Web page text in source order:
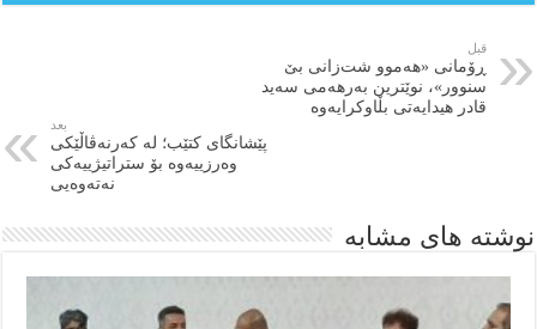
قبل
ڕۆمانی «هەموو شت‌زانی بێ
سنوور»، نوێترین بەرهەمی سەید
قادر هیدایەتی بڵاوکرایەوە
بعد
پێشانگای کتێب؛ لە کەرنەڤاڵێکی
وەرزییەوە بۆ ستراتیژییەکی
نەتەوەیی
نوشته های مشابه